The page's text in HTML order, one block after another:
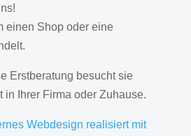
einen Shop oder eine
Erstberatung besucht sie
in Ihrer Firma oder Zuhause.
Webdesign realisiert mit